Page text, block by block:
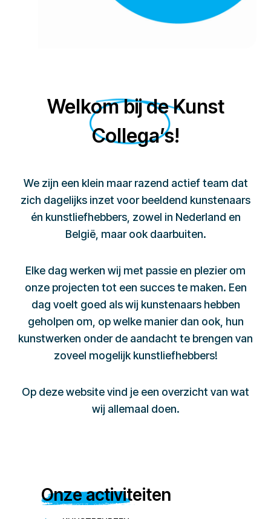
Welkom bij de Kunst
Collega’s!
We zijn een klein maar razend actief team dat
zich dagelijks inzet voor beeldend kunstenaars
én kunstliefhebbers, zowel in Nederland en
België, maar ook daarbuiten.
Elke dag werken wij met passie en plezier om
onze projecten tot een succes te maken. Een
dag voelt goed als wij kunstenaars hebben
geholpen om, op welke manier dan ook, hun
kunstwerken onder de aandacht te brengen van
zoveel mogelijk kunstliefhebbers!
Op deze website vind je een overzicht van wat
wij allemaal doen.
Onze activiteiten